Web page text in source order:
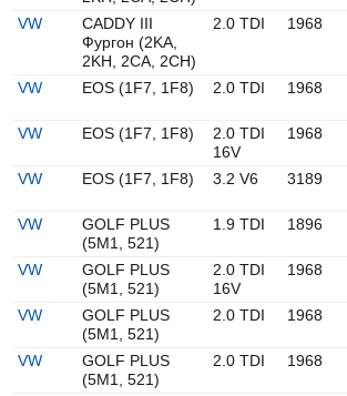
VW
CADDY III
Фургон (2KA,
2KH, 2CA, 2CH)
2.0 TDI 1968
VW EOS (1F7, 1F8) 2.0 TDI 1968
VW
EOS (1F7, 1F8)
2.0 TDI
16V
1968
VW
EOS (1F7, 1F8) 3.2 V6 3189
VW
GOLF PLUS
(5M1, 521)
1.9 TDI 1896
VW
GOLF PLUS
(5M1, 521)
2.0 TDI
16V
1968
VW
GOLF PLUS
(5M1, 521)
2.0 TDI 1968
VW
GOLF PLUS
(5M1, 521)
2.0 TDI 1968